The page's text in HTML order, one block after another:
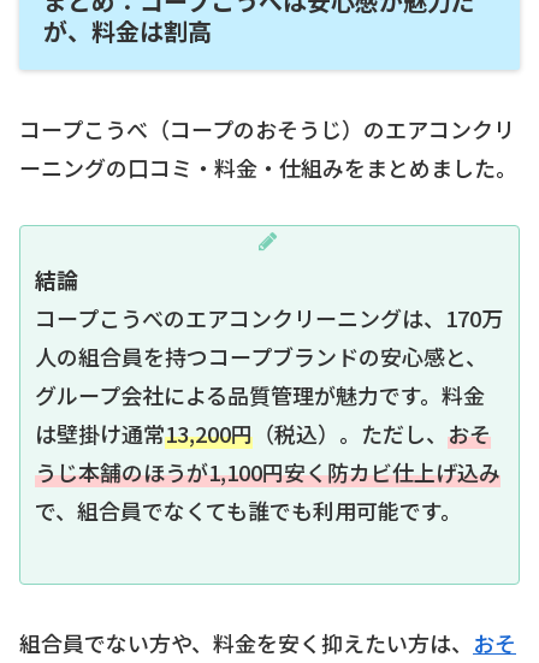
が、料金は割高
コープこうべ（コープのおそうじ）のエアコンクリ
ーニングの口コミ・料金・仕組みをまとめました。
結論
コープこうべのエアコンクリーニングは、170万
人の組合員を持つコープブランドの安心感と、
グループ会社による品質管理が魅力です。料金
は壁掛け通常13,200円 （税込）。ただし、 おそ
うじ本舗のほうが1,100円安く防カビ仕上げ込み
で、組合員でなくても誰でも利用可能です。
組合員でない方や、料金を安く抑えたい方は、 おそ